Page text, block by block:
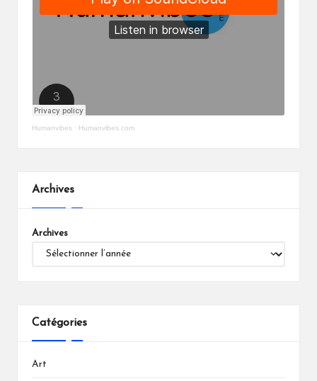
Humanvibes · Humanvibes.com
Archives
Archives
Catégories
Art